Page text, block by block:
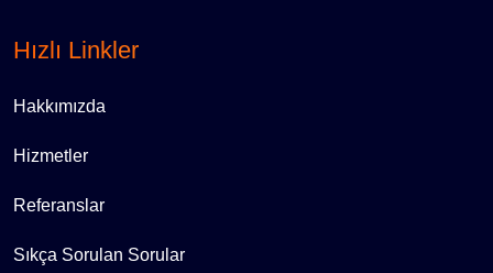
Hızlı Linkler
Hakkımızda
Hizmetler
Referanslar
Sıkça Sorulan Sorular